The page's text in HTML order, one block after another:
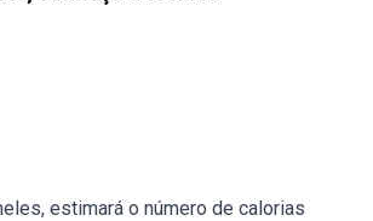
estimará o número de calorias